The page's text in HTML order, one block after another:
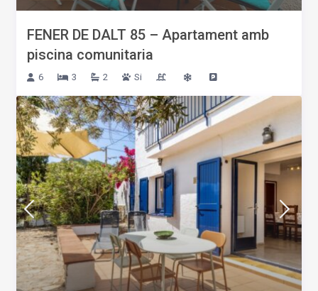
FENER DE DALT 85 – Apartament amb
piscina comunitaria
6 3 2 Si